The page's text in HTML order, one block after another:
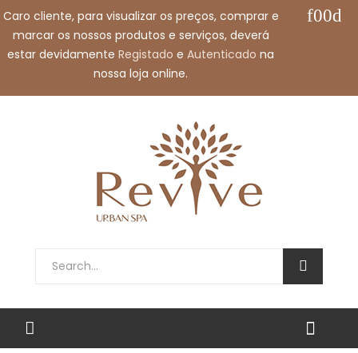
Caro cliente, para visualizar os preços, comprar e
marcar os nossos produtos e serviços, deverá
estar devidamente Registado e Autenticado na
nossa loja online.
Call us free:+351 912 032 115
Email us: shop@revivespa.pt
English